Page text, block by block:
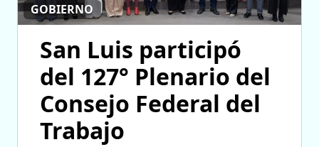
GOBIERNO
San Luis participó
del 127° Plenario del
Consejo Federal del
Trabajo